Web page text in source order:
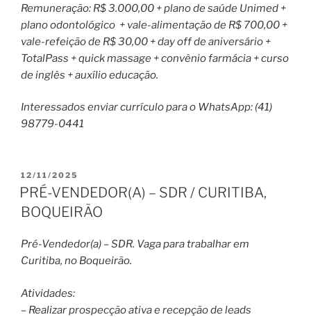
Remuneração: R$ 3.000,00 + plano de saúde Unimed +
plano odontológico + vale-alimentação de R$ 700,00 +
vale-refeição de R$ 30,00 + day off de aniversário +
TotalPass + quick massage + convênio farmácia + curso
de inglês + auxílio educação.
Interessados enviar currículo para o WhatsApp: (41)
98779-0441
PUBLICADO
EM
12/11/2025
PRÉ-VENDEDOR(A) – SDR / CURITIBA,
BOQUEIRÃO
Pré-Vendedor(a) – SDR. Vaga para trabalhar em
Curitiba, no Boqueirão.
Atividades:
– Realizar prospecção ativa e recepção de leads